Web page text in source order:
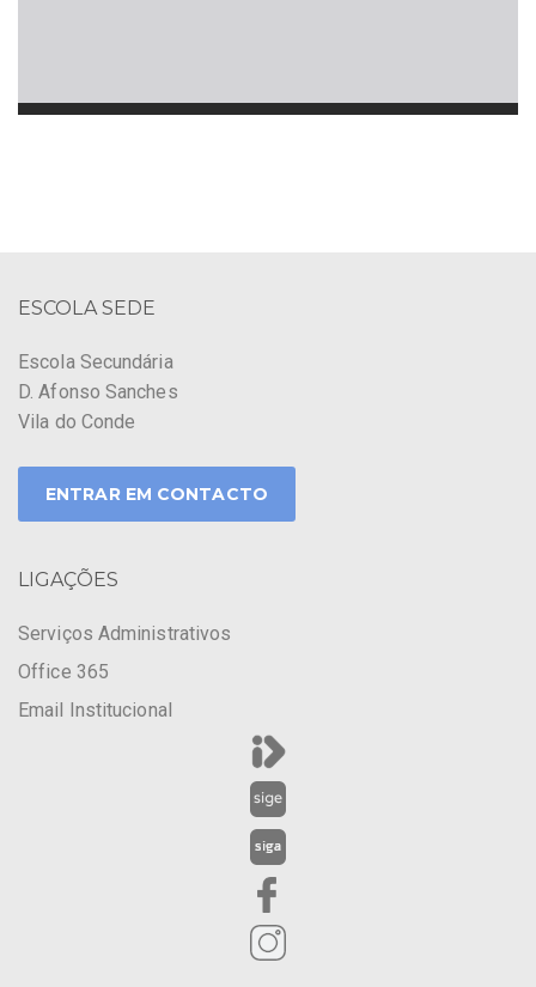
ESCOLA SEDE
Escola Secundária
D. Afonso Sanches
Vila do Conde
ENTRAR EM CONTACTO
LIGAÇÕES
Serviços Administrativos
Office 365
Email Institucional